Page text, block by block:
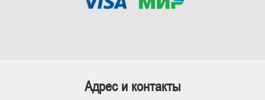
Адрес и контакты